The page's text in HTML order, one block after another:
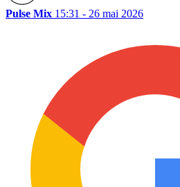
Pulse Mix 15:31 - 26 mai 2026